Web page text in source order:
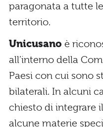
paragonata a tutte
territorio.
Unicusano è
all’interno della
Paesi con cui sono
bilaterali. In alcuni
chiesto di integrare
alcune materie